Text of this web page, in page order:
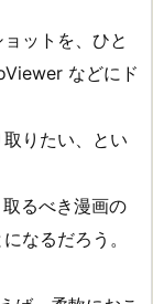
ットを、ひと
などにド
りたい、とい
るべき漫画の
なるだろう。